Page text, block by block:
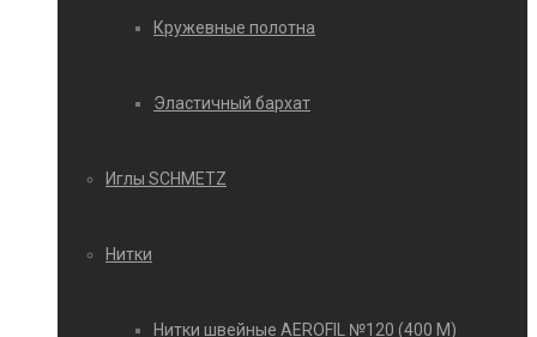
Кружевные полотна
Эластичный бархат
Иглы SCHMETZ
Нитки
Нитки швейные AEROFIL №120 (400 М)